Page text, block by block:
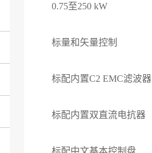
0.75至250 kW
标量和矢量控制
标配内置C2 EMC滤波器
标配内置双直流电抗器
标配中文基本控制盘